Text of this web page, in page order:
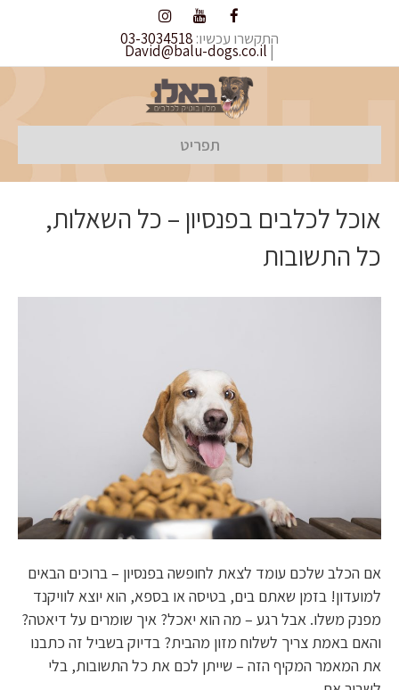
התקשרו עכשיו: 03-3034518
|
David@balu-dogs.co.il
תפריט
אוכל לכלבים בפנסיון – כל השאלות,
כל התשובות
אם הכלב שלכם עומד לצאת לחופשה בפנסיון – ברוכים הבאים
למועדון! בזמן שאתם בים, בטיסה או בספא, הוא יוצא לוויקנד
מפנק משלו. אבל רגע – מה הוא יאכל? איך שומרים על דיאטה?
והאם באמת צריך לשלוח מזון מהבית? בדיוק בשביל זה כתבנו
את המאמר המקיף הזה – שייתן לכם את כל התשובות, בלי